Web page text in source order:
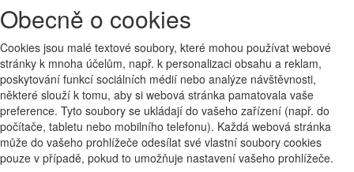
Obecně o cookies
Cookies jsou malé textové soubory, které mohou používat webové
stránky k mnoha účelům, např. k personalizaci obsahu a reklam,
poskytování funkcí sociálních médií nebo analýze návštěvnosti,
některé slouží k tomu, aby si webová stránka pamatovala vaše
preference. Tyto soubory se ukládají do vašeho zařízení (např. do
počítače, tabletu nebo mobilního telefonu). Každá webová stránka
může do vašeho prohlížeče odesílat své vlastní soubory cookies
pouze v případě, pokud to umožňuje nastavení vašeho prohlížeče.